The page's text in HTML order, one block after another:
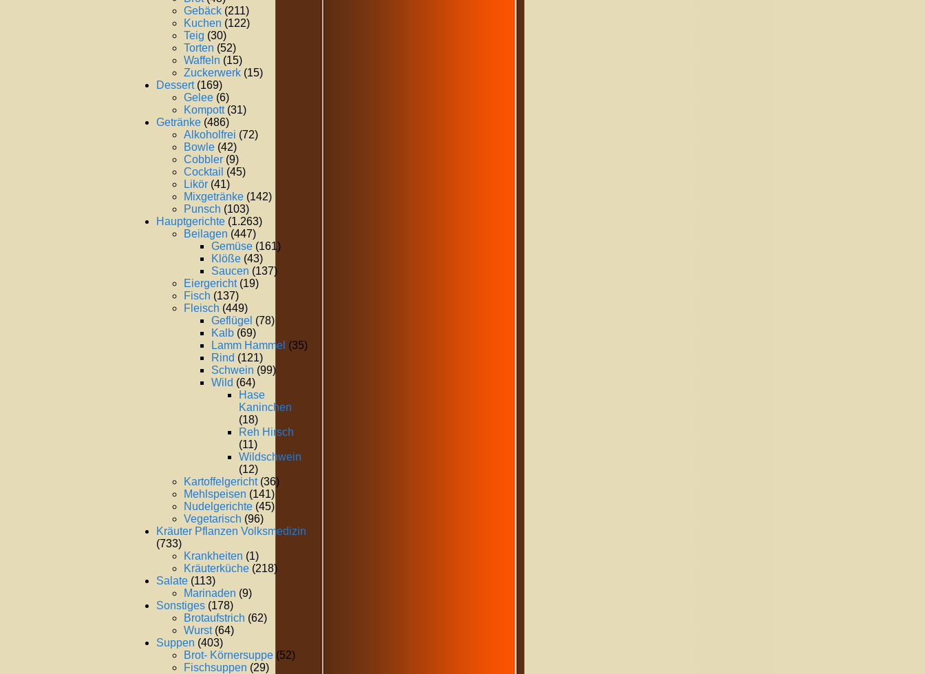
Gebäck (211)
Kuchen (122)
Teig (30)
Torten (52)
Waffeln (15)
Zuckerwerk (15)
Dessert(169)
Gelee (6)
Kompott(31)
Getränke (486)
Alkoholfrei (72)
Bowle (42)
Cobbler (9)
Cocktail (45)
Likör (41)
Mixgetränke (142)
Punsch (103)
Hauptgerichte (1.263)
Beilagen (447)
Gemüse (161)
Klöße (43)
Saucen (137)
Eiergericht(19)
Fisch (137)
Fleisch (449)
Geflügel (78)
Kalb (69)
Lamm Hammel (35)
Rind (121)
Schwein (99)
Wild (64)
Hase
Kaninchen
(18)
Reh Hirsch
(11)
Wildschwein
(12)
Kartoffelgericht(36)
Mehlspeisen (141)
Nudelgerichte (45)
Vegetarisch (96)
Kräuter Pflanzen Volksmedizin
(733)
Krankheiten (1)
Kräuterküche (218)
Salate (113)
Marinaden (9)
Sonstiges (178)
Brotaufstrich (62)
Wurst(64)
Suppen (403)
Brot- Körnersuppe (52)
Fischsuppen (29)